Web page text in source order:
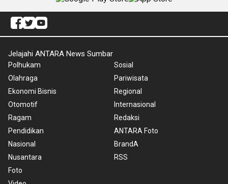
Jelajahi ANTARA News Sumbar
Polhukam
Olahraga
Ekonomi Bisnis
Otomotif
Ragam
Pendidikan
Nasional
Nusantara
Foto
Sosial
Pariwisata
Regional
Internasional
Redaksi
ANTARA Foto
BrandA
RSS